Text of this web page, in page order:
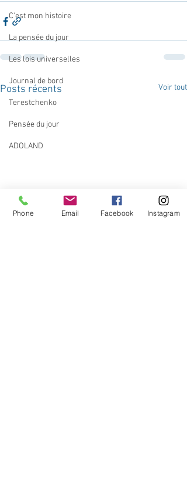
C'est mon histoire
La pensée du jour
Les lois universelles
Journal de bord
Terestchenko
Pensée du jour
ADOLAND
Posts récents Voir tout
Phone Email Facebook Instagram